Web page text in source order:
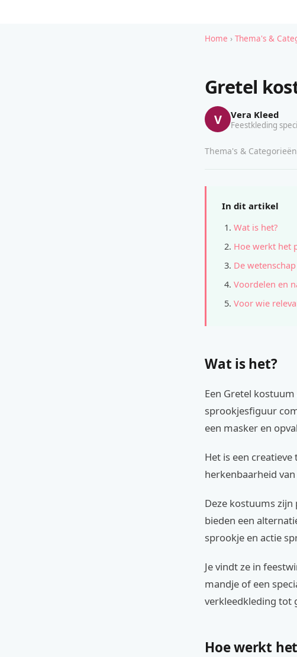
Home › Thema's &
Gretel
V Vera Kleed
Feestkleding
Thema's &
In dit artikel
Wat is het?
Hoe werkt het
De
Voordelen en
Voor wie
Wat is het?
Een Gretel
sprookjesfiguur
een masker en
Het is een
herkenbaarheid
Deze kostuums
bieden een
sprookje en actie
Je vindt ze in
mandje of een
verkleedkleding tot
Hoe werkt